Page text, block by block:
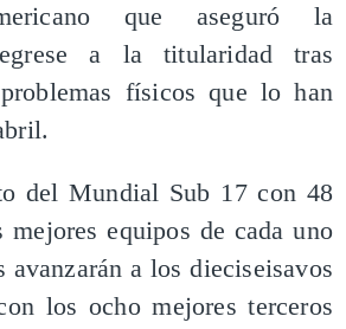
que aseguró la
a la titularidad tras
físicos que lo han
del Mundial Sub 17 con 48
mejores equipos de cada uno
avanzarán a los dieciseisavos
los ocho mejores terceros